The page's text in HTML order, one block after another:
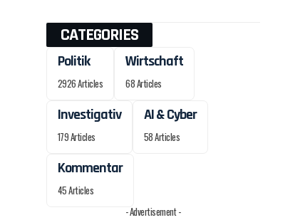
CATEGORIES
Politik
2926 Articles
Wirtschaft
68 Articles
Investigativ
179 Articles
AI & Cyber
58 Articles
Kommentar
45 Articles
- Advertisement -